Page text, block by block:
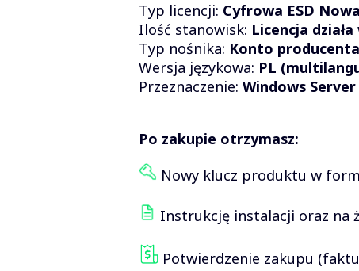
Typ licencji: Cyfrowa ESD
Ilość stanowisk: Licencja
Typ nośnika: Konto producenta
Wersja językowa: PL
Przeznaczenie: Windows Server
Po zakupie otrzymasz:
Nowy klucz produktu w
Instrukcję instalacji oraz na
Potwierdzenie zakupu